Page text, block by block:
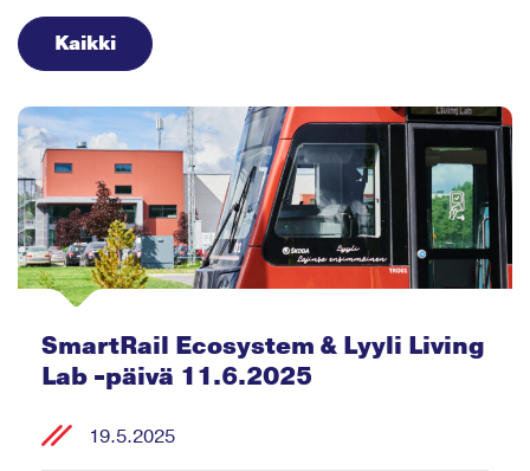
Kaikki
SmartRail Ecosystem & Lyyli Living
Lab -päivä 11.6.2025
19.5.2025